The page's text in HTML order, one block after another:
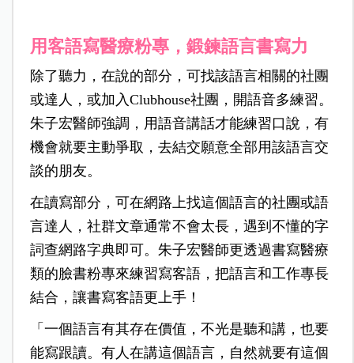
用客語寫醫療粉專，鍛鍊語言書寫力
除了聽力，在說的部分，可找該語言相關的社團
或達人，或加入Clubhouse社團，開語音多練習。
朱子宏醫師強調，用語音講話才能練習口說，有
機會就要主動爭取，去結交願意全部用該語言交
談的朋友。
在讀寫部分，可在網路上找這個語言的社團或語
言達人，社群文章通常不會太長，遇到不懂的字
詞查網路字典即可。朱子宏醫師更透過書寫醫療
類的臉書粉專來練習寫客語，把語言和工作專長
結合，讓書寫客語更上手！
「一個語言有其存在價值，不光是聽和講，也要
能寫跟讀。有人在講這個語言，自然就要有這個